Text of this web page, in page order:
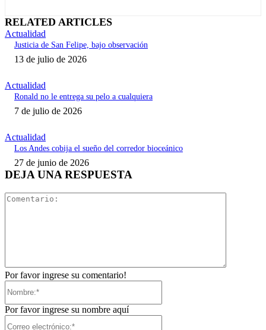
RELATED ARTICLES
Actualidad
Justicia de San Felipe, bajo observación
13 de julio de 2026
Actualidad
Ronald no le entrega su pelo a cualquiera
7 de julio de 2026
Actualidad
Los Andes cobija el sueño del corredor bioceánico
27 de junio de 2026
DEJA UNA RESPUESTA
Por favor ingrese su comentario!
Por favor ingrese su nombre aquí